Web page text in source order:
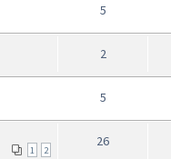
5
2
5
1 2
26